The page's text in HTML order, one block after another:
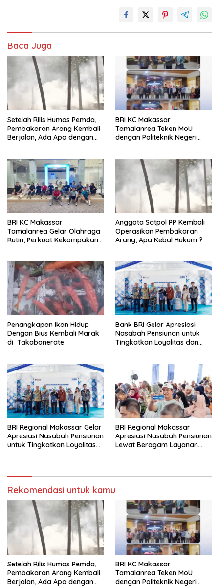
Baca Juga
Setelah Rilis Humas Pemda,
Pembakaran Arang Kembali
Berjalan, Ada Apa dengan
BRI KC Makassar
Tamalanrea Teken MoU
dengan Politeknik Negeri
BRI KC Makassar
Tamalanrea Gelar Olahraga
Rutin, Perkuat Kekompakan
Anggota Satpol PP Kembali
Operasikan Pembakaran
Arang, Apa Kebal Hukum ?
Penangkapan Ikan Hidup
Dengan Bius Kembali Marak
di Takabonerate
Bank BRI Gelar Apresiasi
Nasabah Pensiunan untuk
Tingkatkan Loyalitas dan
BRI Regional Makassar Gelar
Apresiasi Nasabah Pensiunan
untuk Tingkatkan Loyalitas
BRI Regional Makassar
Apresiasi Nasabah Pensiunan
Lewat Beragam Layanan
Rekomendasi untuk kamu
Setelah Rilis Humas Pemda,
Pembakaran Arang Kembali
Berjalan, Ada Apa dengan
BRI KC Makassar
Tamalanrea Teken MoU
dengan Politeknik Negeri